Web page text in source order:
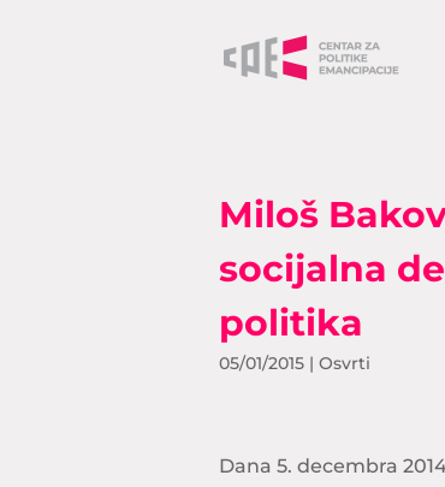
Miloš
socijalna
politika
05/01/2015 | Osvrti
Dana 5. decembra